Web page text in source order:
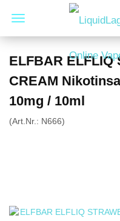
ELFBAR ELFLIQ
CREAM
10mg / 10ml
(Art.Nr.: N666)